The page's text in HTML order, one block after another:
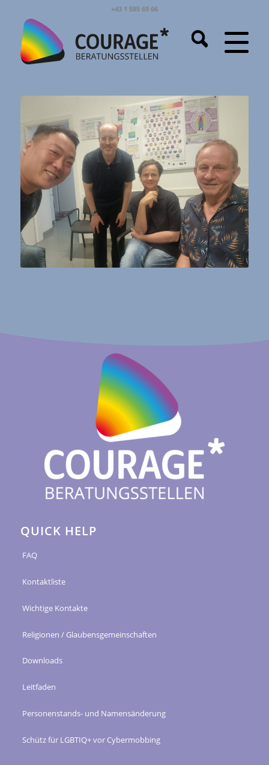
+43 1 585 69 66
QUICK HELP
FAQ
Kontaktliste
Wichtige Kontakte
Religionen / Glaubensgemeinschaften
Downloads
Leitfaden
Personenstands- und Namensänderung
Schütz für LGBTIQ+ vor Cybermobbing